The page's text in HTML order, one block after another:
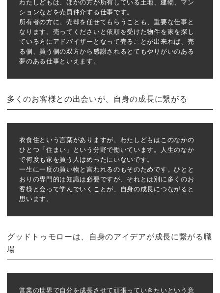
わたしどもは、ほかの方が所有している土地、建物、マン
ションなどを売買仲介する仕事です。
所有者の方に、売却を任せてもらうことも、重要な仕事と
なります。売ってくださいと依頼を受けた物件を家を探し
ている方にアドバイザーとなって売ることが出来れば、売
る側、買う側の双方から感謝されるとてもやりがいのある
夢のある仕事といえます。
多くのお客様との出会いが、自身の成長に繋がる
衣食住という言葉がありますが、わたしどもはこのなかの
ひとつ「住まい」という分野で働いています。人生のなか
で何度も家を買う人はめったにいないです。
一生に一度の買い物と言われるのもそのためです。ひとと
おりの専門的は知識は必要ですが、それとは別に多くのお
客様と会って学んでいくことが、自身の成長につながると
思います。
グッドトゥモローは、自身のアイデアが成長に繋がる職
場
営業の世界で自分を成長させて頑張っていきたいという意